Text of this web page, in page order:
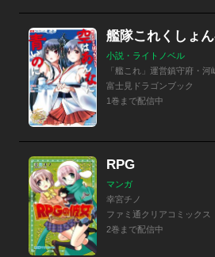
小説・ライトノベル
富士見ドラゴンブック
1巻まで配信中
RPG
マンガ
幸宮チノ
ファミ通クリアコミックス
2巻まで配信中